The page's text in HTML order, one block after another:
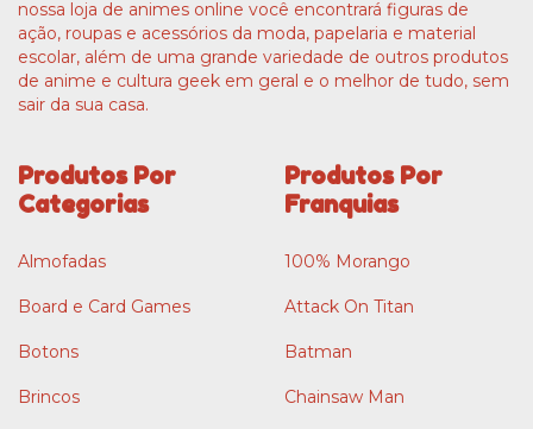
nossa loja de animes online você encontrará figuras de
ação, roupas e acessórios da moda, papelaria e material
escolar, além de uma grande variedade de outros produtos
de anime e cultura geek em geral e o melhor de tudo, sem
sair da sua casa.
Produtos Por
Categorias
Almofadas
Board e Card Games
Botons
Brincos
Produtos Por
Franquias
100% Morango
Attack On Titan
Batman
Chainsaw Man